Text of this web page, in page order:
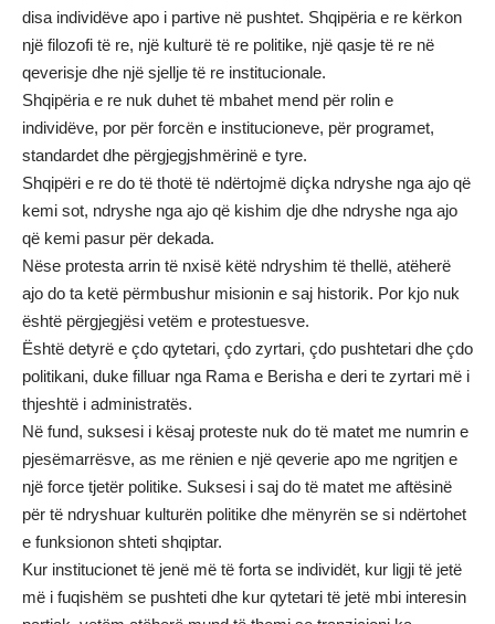
disa individëve apo i partive në pushtet. Shqipëria e re kërkon
një filozofi të re, një kulturë të re politike, një qasje të re në
qeverisje dhe një sjellje të re institucionale.
Shqipëria e re nuk duhet të mbahet mend për rolin e
individëve, por për forcën e institucioneve, për programet,
standardet dhe përgjegjshmërinë e tyre.
Shqipëri e re do të thotë të ndërtojmë diçka ndryshe nga ajo që
kemi sot, ndryshe nga ajo që kishim dje dhe ndryshe nga ajo
që kemi pasur për dekada.
Nëse protesta arrin të nxisë këtë ndryshim të thellë, atëherë
ajo do ta ketë përmbushur misionin e saj historik. Por kjo nuk
është përgjegjësi vetëm e protestuesve.
Është detyrë e çdo qytetari, çdo zyrtari, çdo pushtetari dhe çdo
politikani, duke filluar nga Rama e Berisha e deri te zyrtari më i
thjeshtë i administratës.
Në fund, suksesi i kësaj proteste nuk do të matet me numrin e
pjesëmarrësve, as me rënien e një qeverie apo me ngritjen e
një force tjetër politike. Suksesi i saj do të matet me aftësinë
për të ndryshuar kulturën politike dhe mënyrën se si ndërtohet
e funksionon shteti shqiptar.
Kur institucionet të jenë më të forta se individët, kur ligji të jetë
më i fuqishëm se pushteti dhe kur qytetari të jetë mbi interesin